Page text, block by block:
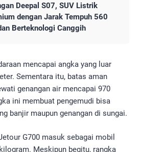
Deepal S07, SUV Listrik
dengan Jarak Tempuh 560
Berteknologi Canggih
mencapai angka yang luar
Sementara itu, batas aman
genangan air mencapai 970
ini membuat pengemudi bisa
banjir maupun genangan di sungai.
G700 masuk sebagai mobil
Meskipun begitu, rangka